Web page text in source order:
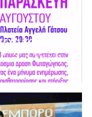
και φέτος
και
Μυϊκή